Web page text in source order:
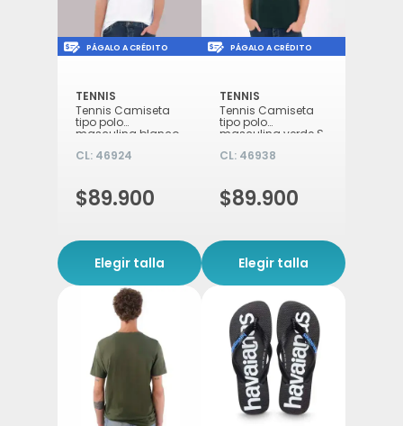
Icon of money-check-dollar-pen
PÁGALO A CRÉDITO
TENNIS
Tennis Camiseta
tipo polo
masculina blanco
CL: 46924
$89.900
Elegir talla
Icon of money-check-
PÁGALO A CRÉDITO
TENNIS
Tennis Camiseta
tipo polo
masculina verde S
CL: 46938
$89.900
Elegir talla